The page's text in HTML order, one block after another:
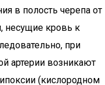
в полость черепа от
несущие кровь к
при
артерии возникают
(кислородном